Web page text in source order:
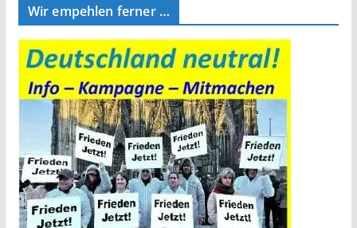
Wir empehlen ferner …